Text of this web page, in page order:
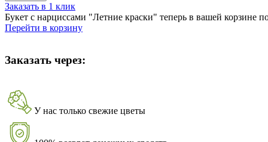
Заказать в 1 клик
Букет с нарциссами "Летние краски" теперь в вашей корзине
Перейти в корзину
Заказать через:
У нас только свежие цветы